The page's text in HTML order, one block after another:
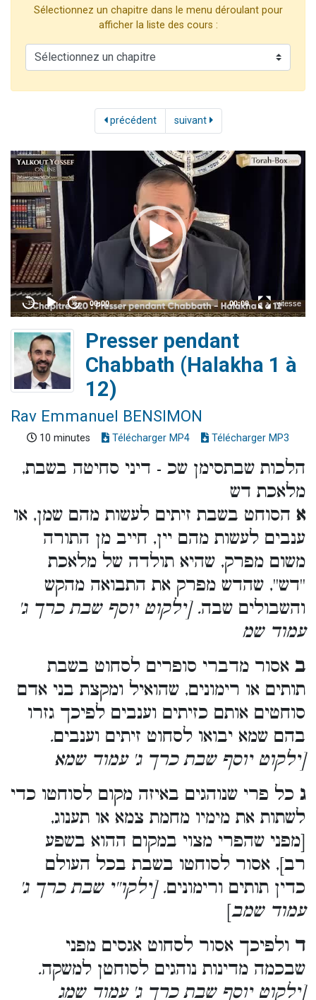
Il reste 49 places pour étudier en groupe sur Zoom
3 personnes viennent de nous rejoindre sur WhatsApp
Sélectionnez un chapitre dans le menu déroulant pour
afficher la liste des cours :
précédent suivant
Presser pendant
Chabbath (Halakha 1 à
12)
Rav Emmanuel BENSIMON
10 minutes Télécharger MP4 Télécharger MP3
הלכות שבתסימן שכ - דיני סחיטה בשבת,
מלאכת דש
א הסוחט בשבת זיתים לעשות מהם שמן, או
ענבים לעשות מהם יין, חייב מן התורה
משום מפרק, שהיא תולדה של מלאכת
''דש'', שהדש מפרק את התבואה מהקש
והשבולים שבה. [ילקוט יוסף שבת כרך ג'
עמוד שמ
ב אסור מדברי סופרים לסחוט בשבת
תותים או רימונים, שהואיל ומקצת בני אדם
סוחטים אותם כזיתים וענבים לפיכך גזרו
בהם שמא יבואו לסחוט זיתים וענבים.
[ילקוט יוסף שבת כרך ג' עמוד שמא
ג כל פרי שנוהגים באיזה מקום לסוחטו כדי
לשתות את מימיו מחמת צמא או תענוג,
[מפני שהפרי מצוי במקום ההוא בשפע
רב], אסור לסוחטו בשבת בכל העולם
כדין תותים ורימונים. [ילקו''י שבת כרך ג'
עמוד שמב]
ד ולפיכך אסור לסחוט אגסים מפני
שבכמה מדינות נוהגים לסוחטן למשקה.
[ילקוט יוסף שבת כרך ג' עמוד שמג